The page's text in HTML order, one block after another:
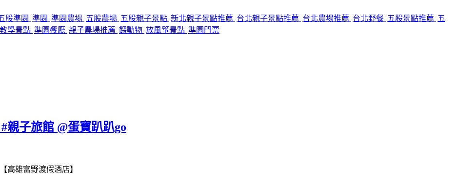
股準園 準園 準園農場 五股農場 五股親子景點 新北親子景點推薦 台北親子景點推薦 台北農場推薦 台北野餐 五股景點推薦 五
學景點 準園餐廳 親子農場推薦 餵動物 放風箏景點 準園門票
親子旅館 @蛋寶趴趴go
高雄富野渡假酒店】